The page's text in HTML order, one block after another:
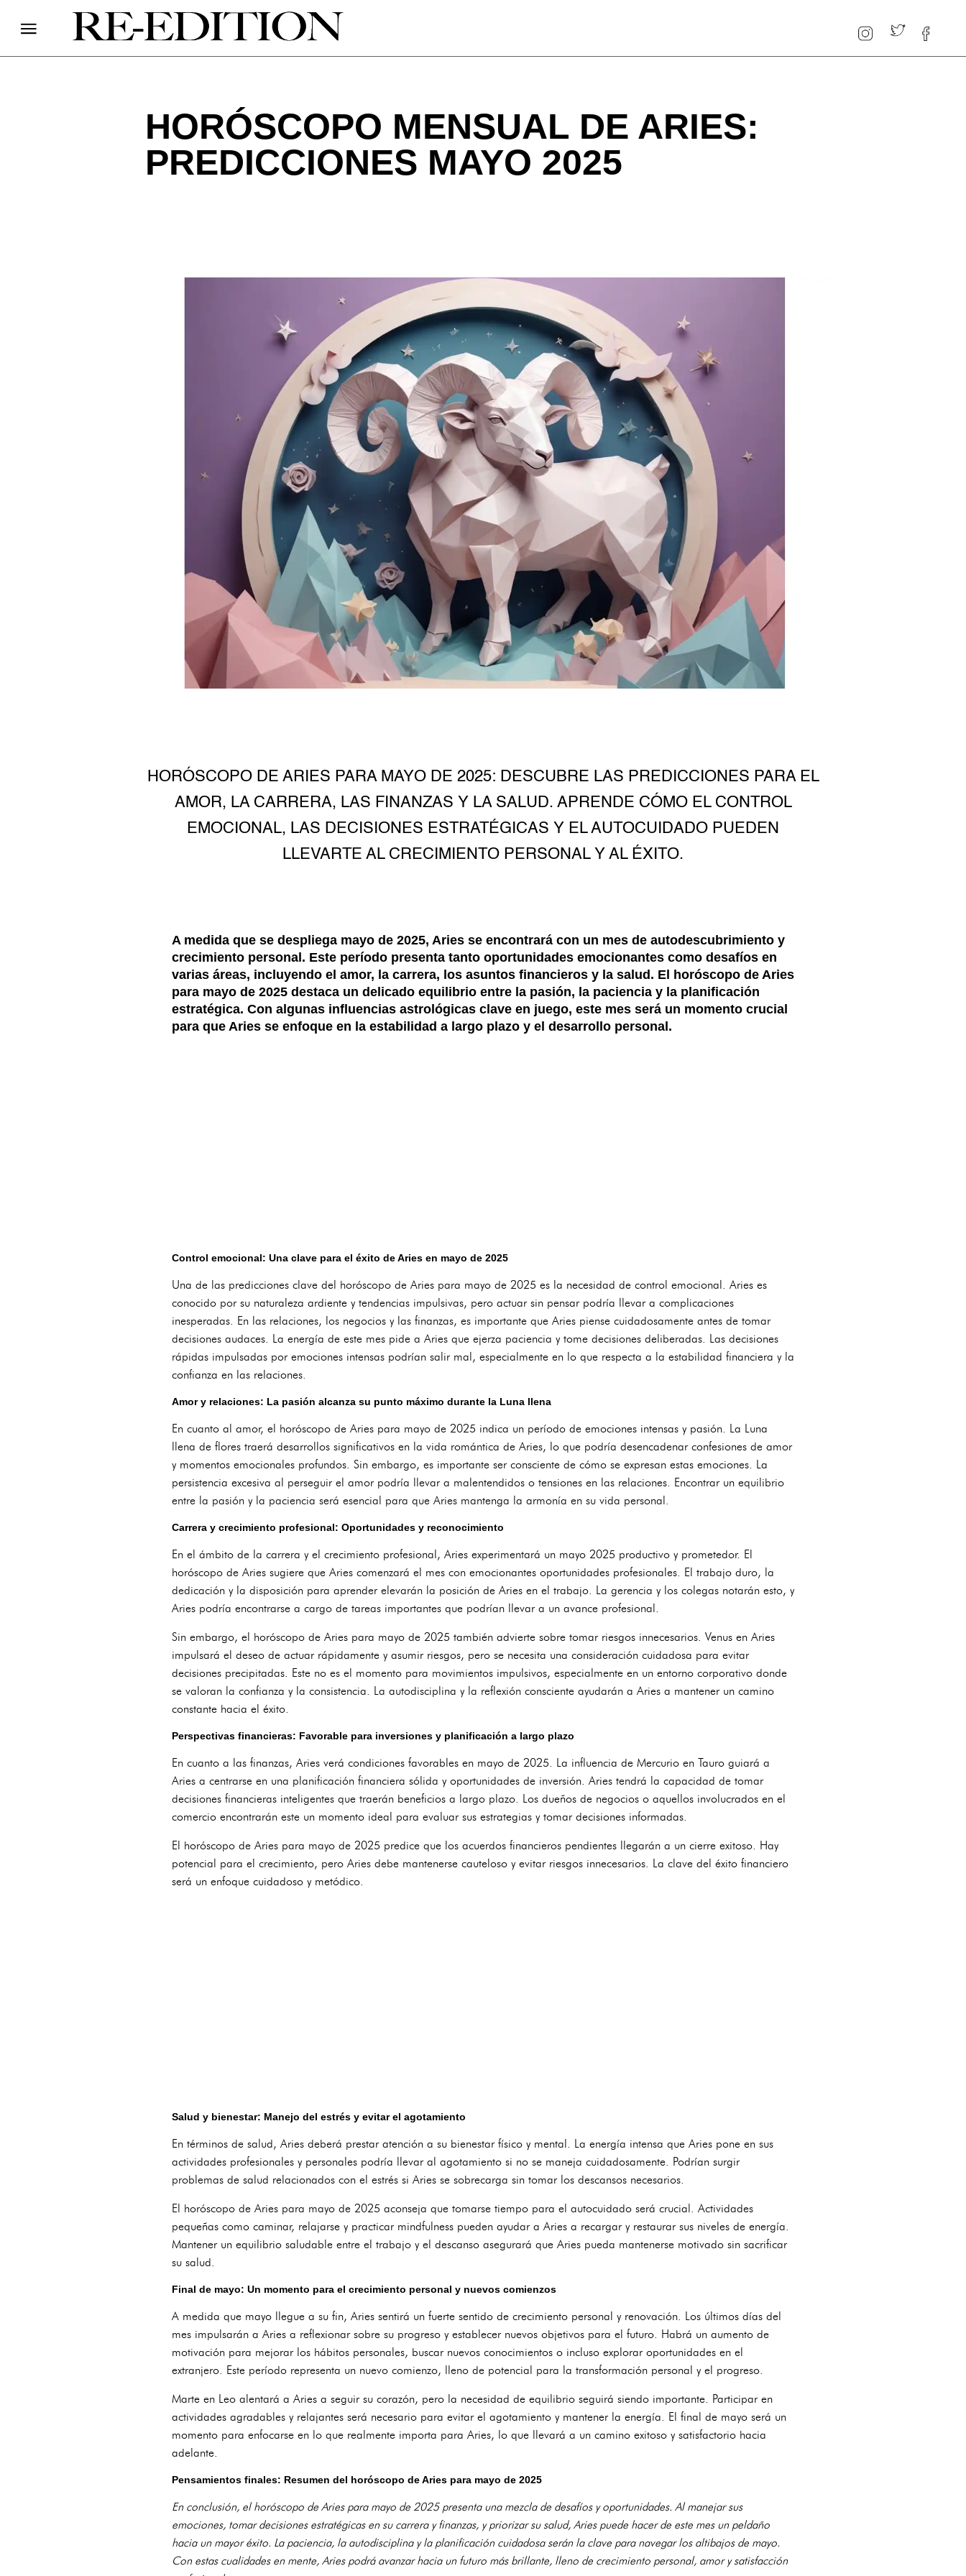
HORÓSCOPO MENSUAL DE ARIES:
PREDICCIONES MAYO 2025
HORÓSCOPO DE ARIES PARA MAYO DE 2025: DESCUBRE LAS PREDICCIONES PARA EL
AMOR, LA CARRERA, LAS FINANZAS Y LA SALUD. APRENDE CÓMO EL CONTROL
EMOCIONAL, LAS DECISIONES ESTRATÉGICAS Y EL AUTOCUIDADO PUEDEN
LLEVARTE AL CRECIMIENTO PERSONAL Y AL ÉXITO.
A medida que se despliega mayo de 2025, Aries se encontrará con un mes de autodescubrimiento y
crecimiento personal. Este período presenta tanto oportunidades emocionantes como desafíos en
varias áreas, incluyendo el amor, la carrera, los asuntos financieros y la salud. El horóscopo de Aries
para mayo de 2025 destaca un delicado equilibrio entre la pasión, la paciencia y la planificación
estratégica. Con algunas influencias astrológicas clave en juego, este mes será un momento crucial
para que Aries se enfoque en la estabilidad a largo plazo y el desarrollo personal.
Control emocional: Una clave para el éxito de Aries en mayo de 2025
Una de las predicciones clave del horóscopo de Aries para mayo de 2025 es la necesidad de control emocional. Aries es
conocido por su naturaleza ardiente y tendencias impulsivas, pero actuar sin pensar podría llevar a complicaciones
inesperadas. En las relaciones, los negocios y las finanzas, es importante que Aries piense cuidadosamente antes de tomar
decisiones audaces. La energía de este mes pide a Aries que ejerza paciencia y tome decisiones deliberadas. Las decisiones
rápidas impulsadas por emociones intensas podrían salir mal, especialmente en lo que respecta a la estabilidad financiera y la
confianza en las relaciones.
Amor y relaciones: La pasión alcanza su punto máximo durante la Luna llena
En cuanto al amor, el horóscopo de Aries para mayo de 2025 indica un período de emociones intensas y pasión. La Luna
llena de flores traerá desarrollos significativos en la vida romántica de Aries, lo que podría desencadenar confesiones de amor
y momentos emocionales profundos. Sin embargo, es importante ser consciente de cómo se expresan estas emociones. La
persistencia excesiva al perseguir el amor podría llevar a malentendidos o tensiones en las relaciones. Encontrar un equilibrio
entre la pasión y la paciencia será esencial para que Aries mantenga la armonía en su vida personal.
Carrera y crecimiento profesional: Oportunidades y reconocimiento
En el ámbito de la carrera y el crecimiento profesional, Aries experimentará un mayo 2025 productivo y prometedor. El
horóscopo de Aries sugiere que Aries comenzará el mes con emocionantes oportunidades profesionales. El trabajo duro, la
dedicación y la disposición para aprender elevarán la posición de Aries en el trabajo. La gerencia y los colegas notarán esto, y
Aries podría encontrarse a cargo de tareas importantes que podrían llevar a un avance profesional.
Sin embargo, el horóscopo de Aries para mayo de 2025 también advierte sobre tomar riesgos innecesarios. Venus en Aries
impulsará el deseo de actuar rápidamente y asumir riesgos, pero se necesita una consideración cuidadosa para evitar
decisiones precipitadas. Este no es el momento para movimientos impulsivos, especialmente en un entorno corporativo donde
se valoran la confianza y la consistencia. La autodisciplina y la reflexión consciente ayudarán a Aries a mantener un camino
constante hacia el éxito.
Perspectivas financieras: Favorable para inversiones y planificación a largo plazo
En cuanto a las finanzas, Aries verá condiciones favorables en mayo de 2025. La influencia de Mercurio en Tauro guiará a
Aries a centrarse en una planificación financiera sólida y oportunidades de inversión. Aries tendrá la capacidad de tomar
decisiones financieras inteligentes que traerán beneficios a largo plazo. Los dueños de negocios o aquellos involucrados en el
comercio encontrarán este un momento ideal para evaluar sus estrategias y tomar decisiones informadas.
El horóscopo de Aries para mayo de 2025 predice que los acuerdos financieros pendientes llegarán a un cierre exitoso. Hay
potencial para el crecimiento, pero Aries debe mantenerse cauteloso y evitar riesgos innecesarios. La clave del éxito financiero
será un enfoque cuidadoso y metódico.
Salud y bienestar: Manejo del estrés y evitar el agotamiento
En términos de salud, Aries deberá prestar atención a su bienestar físico y mental. La energía intensa que Aries pone en sus
actividades profesionales y personales podría llevar al agotamiento si no se maneja cuidadosamente. Podrían surgir
problemas de salud relacionados con el estrés si Aries se sobrecarga sin tomar los descansos necesarios.
El horóscopo de Aries para mayo de 2025 aconseja que tomarse tiempo para el autocuidado será crucial. Actividades
pequeñas como caminar, relajarse y practicar mindfulness pueden ayudar a Aries a recargar y restaurar sus niveles de energía.
Mantener un equilibrio saludable entre el trabajo y el descanso asegurará que Aries pueda mantenerse motivado sin sacrificar
su salud.
Final de mayo: Un momento para el crecimiento personal y nuevos comienzos
A medida que mayo llegue a su fin, Aries sentirá un fuerte sentido de crecimiento personal y renovación. Los últimos días del
mes impulsarán a Aries a reflexionar sobre su progreso y establecer nuevos objetivos para el futuro. Habrá un aumento de
motivación para mejorar los hábitos personales, buscar nuevos conocimientos o incluso explorar oportunidades en el
extranjero. Este período representa un nuevo comienzo, lleno de potencial para la transformación personal y el progreso.
Marte en Leo alentará a Aries a seguir su corazón, pero la necesidad de equilibrio seguirá siendo importante. Participar en
actividades agradables y relajantes será necesario para evitar el agotamiento y mantener la energía. El final de mayo será un
momento para enfocarse en lo que realmente importa para Aries, lo que llevará a un camino exitoso y satisfactorio hacia
adelante.
Pensamientos finales: Resumen del horóscopo de Aries para mayo de 2025
En conclusión, el horóscopo de Aries para mayo de 2025 presenta una mezcla de desafíos y oportunidades. Al manejar sus
emociones, tomar decisiones estratégicas en su carrera y finanzas, y priorizar su salud, Aries puede hacer de este mes un peldaño
hacia un mayor éxito. La paciencia, la autodisciplina y la planificación cuidadosa serán la clave para navegar los altibajos de mayo.
Con estas cualidades en mente, Aries podrá avanzar hacia un futuro más brillante, lleno de crecimiento personal, amor y satisfacción